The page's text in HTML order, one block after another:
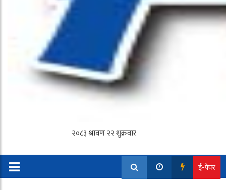
ई-पेपर